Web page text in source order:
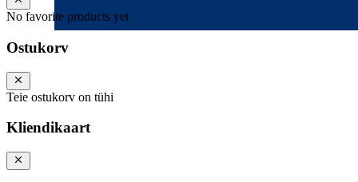
No favorite products yet
Ostukorv
Teie ostukorv on tühi
Kliendikaart